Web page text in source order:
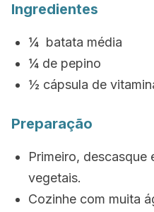
Ingredientes
¼ batata média
¼ de pepino
½ cápsula de
Preparação
Primeiro, descasque
vegetais.
Cozinhe com muita